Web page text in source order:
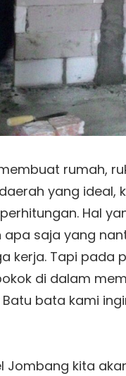
rumah,
yang ideal,
Hal
saja yang
kerja. Tapi pada
di dalam
bata kami
Jombang kita